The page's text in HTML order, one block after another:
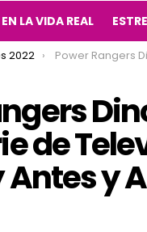
EN LA VIDA REAL
2022 Power Rangers Dino Fury Antes y Después 2022
de
Antes y